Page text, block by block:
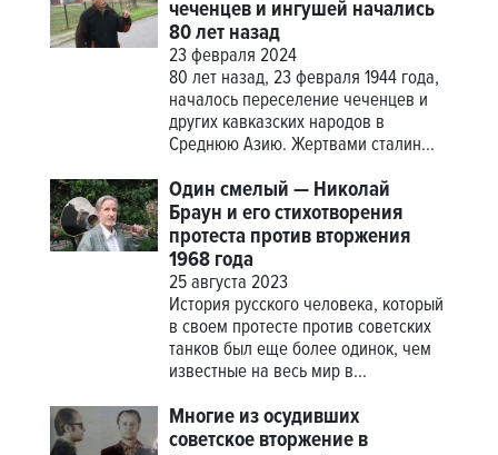
чеченцев и ингушей начались
80 лет назад
23 февраля 2024
80 лет назад, 23 февраля 1944 года,
началось переселение чеченцев и
других кавказских народов в
Среднюю Азию. Жертвами сталин...
Один смелый — Николай
Браун и его стихотворения
протеста против вторжения
1968 года
25 августа 2023
История русского человека, который
в своем протесте против советских
танков был еще более одинок, чем
известные на весь мир в...
Многие из осудивших
советское вторжение в